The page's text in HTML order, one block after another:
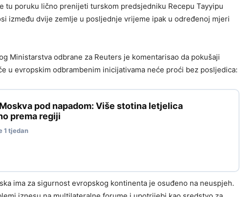
tu poruku lično prenijeti turskom predsjedniku Recepu Tayyipu
između dvije zemlje u posljednje vrijeme ipak u određenoj mjeri
Ministarstva odbrane za Reuters je komentarisao da pokušaji
u evropskim odbrambenim inicijativama neće proći bez posljedica:
pod napadom: Više stotina letjelica
prema regiji
1 tjedan
ima za sigurnost evropskog kontinenta je osuđeno na neuspjeh.